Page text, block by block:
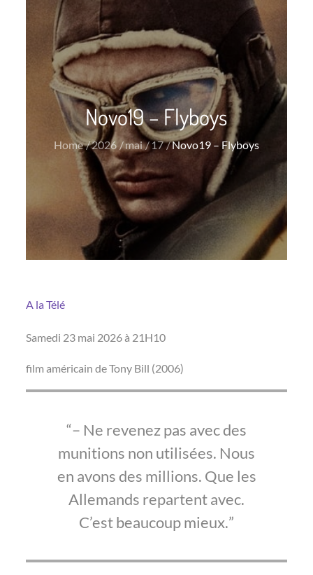
Novo19 – Flyboys
Home 2026 mai 17 Novo19 – Flyboys
A la Télé
Samedi 23 mai 2026 à 21H10
film américain de Tony Bill (2006)
– Ne revenez pas avec des
munitions non utilisées. Nous
en avons des millions. Que les
Allemands repartent avec.
C’est beaucoup mieux.